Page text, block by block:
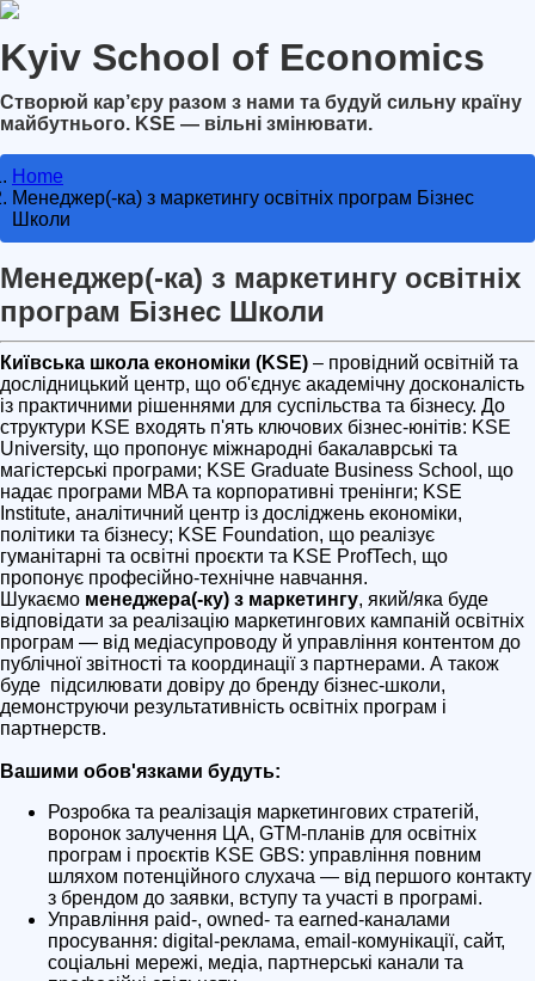
Kyiv School of Economics
Створюй кар’єру разом з нами та будуй сильну країну
майбутнього. KSE — вільні змінювати.
Home
Менеджер(-ка) з маркетингу освітніх програм Бізнес
Школи
Менеджер(-ка) з маркетингу освітніх
програм Бізнес Школи
Київська школа економіки (KSE) – провідний освітній та
дослідницький центр, що об'єднує академічну досконалість
із практичними рішеннями для суспільства та бізнесу. До
структури KSE входять п'ять ключових бізнес-юнітів: KSE
University, що пропонує міжнародні бакалаврські та
магістерські програми; KSE Graduate Business School, що
надає програми MBA та корпоративні тренінги; KSE
Institute, аналітичний центр із досліджень економіки,
політики та бізнесу; KSE Foundation, що реалізує
гуманітарні та освітні проєкти та KSE ProfTech, що
пропонує професійно-технічне навчання.
Шукаємо менеджера(-ку) з маркетингу, який/яка буде
відповідати за реалізацію маркетингових кампаній освітніх
програм — від медіасупроводу й управління контентом до
публічної звітності та координації з партнерами. А також
буде підсилювати довіру до бренду бізнес-школи,
демонструючи результативність освітніх програм і
партнерств.
Вашими обов'язками будуть:
Розробка та реалізація маркетингових стратегій,
воронок залучення ЦА, GTM-планів для освітніх
програм і проєктів KSE GBS: управління повним
шляхом потенційного слухача — від першого контакту
з брендом до заявки, вступу та участі в програмі.
Управління paid-, owned- та earned-каналами
просування: digital-реклама, email-комунікації, сайт,
соціальні мережі, медіа, партнерські канали та